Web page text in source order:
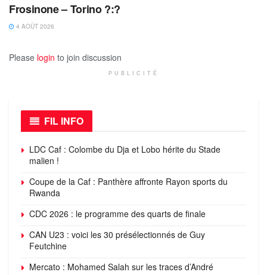
Frosinone – Torino ?:?
4 AOÛT 2026
Please login to join discussion
PUBLICITÉ
FIL INFO
LDC Caf : Colombe du Dja et Lobo hérite du Stade
malien !
Coupe de la Caf : Panthère affronte Rayon sports du
Rwanda
CDC 2026 : le programme des quarts de finale
CAN U23 : voici les 30 présélectionnés de Guy
Feutchine
Mercato : Mohamed Salah sur les traces d’André